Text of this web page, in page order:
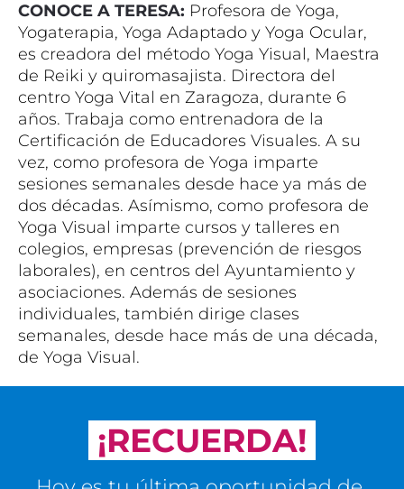
CONOCE A TERESA: Profesora de Yoga,
Yogaterapia, Yoga Adaptado y Yoga Ocular,
es creadora del método Yoga Yisual, Maestra
de Reiki y quiromasajista. Directora del
centro Yoga Vital en Zaragoza, durante 6
años. Trabaja como entrenadora de la
Certificación de Educadores Visuales. A su
vez, como profesora de Yoga imparte
sesiones semanales desde hace ya más de
dos décadas. Asímismo, como profesora de
Yoga Visual imparte cursos y talleres en
colegios, empresas (prevención de riesgos
laborales), en centros del Ayuntamiento y
asociaciones. Además de sesiones
individuales, también dirige clases
semanales, desde hace más de una década,
de Yoga Visual.
¡RECUERDA!